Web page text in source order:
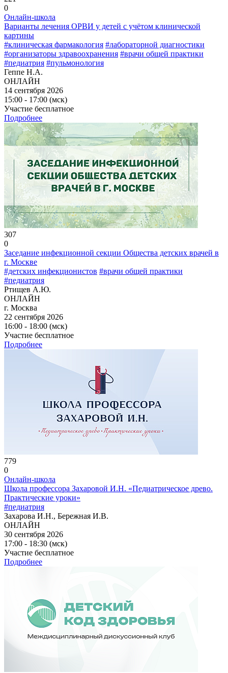
0
Онлайн-школа
Варианты лечения ОРВИ у детей с учётом клинической
картины
#клиническая фармакология #лабораторной диагностики
#организаторы здравоохранения #врачи общей практики
#педиатрия #пульмонология
Геппе Н.А.
ОНЛАЙН
14 сентября 2026
15:00 - 17:00 (мск)
Участие бесплатное
Подробнее
307
0
Заседание инфекционной секции Общества детских врачей в
г. Москве
#детских инфекционистов #врачи общей практики
#педиатрия
Ртищев А.Ю.
ОНЛАЙН
г. Москва
22 сентября 2026
16:00 - 18:00 (мск)
Участие бесплатное
Подробнее
779
0
Онлайн-школа
Школа профессора Захаровой И.Н. «Педиатрическое древо.
Практические уроки»
#педиатрия
Захарова И.Н., Бережная И.В.
ОНЛАЙН
30 сентября 2026
17:00 - 18:30 (мск)
Участие бесплатное
Подробнее